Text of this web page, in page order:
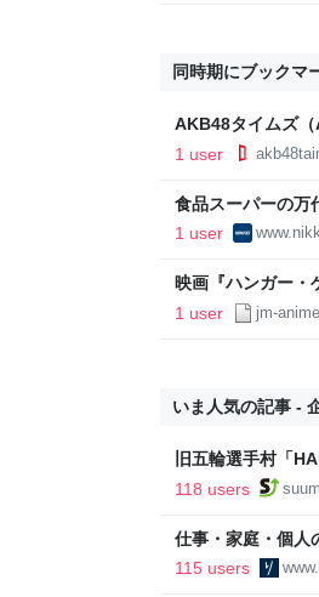
同時期にブックマ
AKB48タイムズ
論 五人目【内田
1 user
食品スーパーの万
聞
1 user
映画『ハンガー
ュース ｜ アニメ
1 user jm-
いま人気の記事 -
旧五輪選手村「
ルで挑む、盆踊り
118 users
仕事・家庭・個人
後の自分に伝えた
115 users